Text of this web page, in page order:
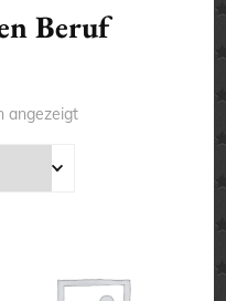
Beruf
angezeigtNach